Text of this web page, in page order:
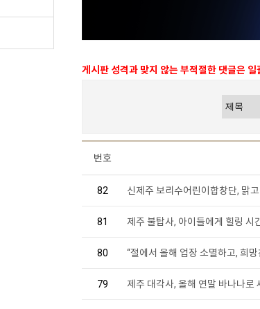
게시판 성격과 맞지 않는 부적절한 댓글은
번호
82 신제주 보리수어린이합창단, 맑
81 제주 불탑사, 아이들에게 힐링 시
80 “절에서 올해 업장 소멸하고, 희
79 제주 대각사, 올해 연말 바나나로